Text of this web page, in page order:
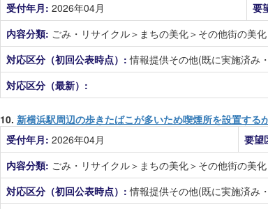
受付年月: 2026年04月 要
内容分類: ごみ・リサイクル＞まちの美化＞その他街の美化
対応区分（初回公表時点）:情報提供その他(既に実施済み
対応区分（最新）:
10. 新横浜駅周辺の歩きたばこが多いため喫煙所を設置する
受付年月: 2026年04月 要望
内容分類: ごみ・リサイクル＞まちの美化＞その他街の美化
対応区分（初回公表時点）:情報提供その他(既に実施済み